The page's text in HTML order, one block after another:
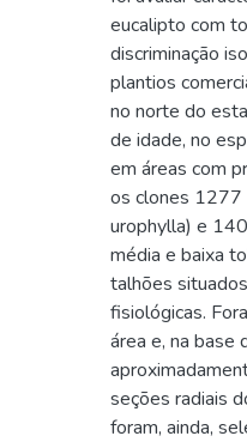
eucalipto com
discriminação
plantios
no norte do
de idade, no
em áreas com
os clones 1277
urophylla) e
média e baixa
talhões
fisiológicas.
área e, na base
seções radiais
foram, ainda,